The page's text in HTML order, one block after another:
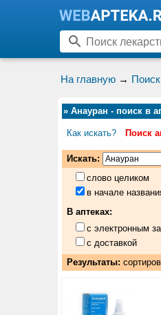
На главную →
» Анауран - поиск в
Как искать? Поиск
Искать:
слово целиком
в начале
В аптеках:
с электронным
с доставкой
Результаты: